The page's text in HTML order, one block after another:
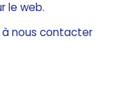
le web.
à nous contacter